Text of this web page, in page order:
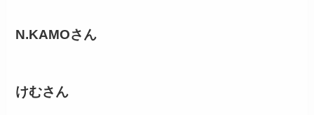
N.KAMOさん
けむさん